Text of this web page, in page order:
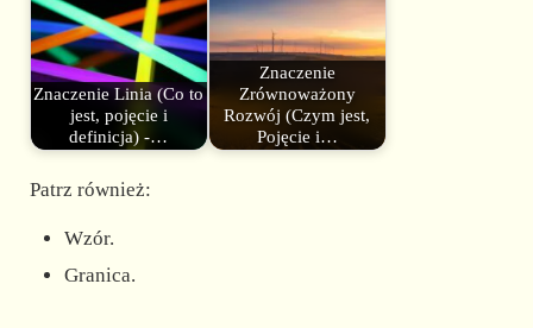
Znaczenie Linia (Co to
jest, pojęcie i
definicja) -…
Znaczenie
Zrównoważony
Rozwój (Czym jest,
Pojęcie i…
Patrz również:
Wzór.
Granica.